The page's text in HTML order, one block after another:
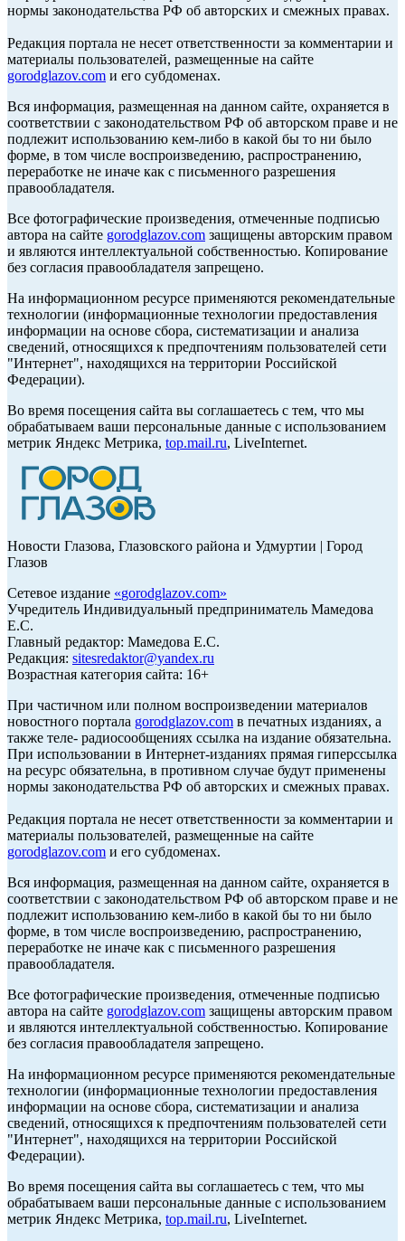
нормы законодательства РФ об авторских и смежных правах.
Редакция портала не несет ответственности за комментарии и
материалы пользователей, размещенные на сайте
gorodglazov.com и его субдоменах.
Вся информация, размещенная на данном сайте, охраняется в
соответствии с законодательством РФ об авторском праве и не
подлежит использованию кем-либо в какой бы то ни было
форме, в том числе воспроизведению, распространению,
переработке не иначе как с письменного разрешения
правообладателя.
Все фотографические произведения, отмеченные подписью
автора на сайте gorodglazov.com защищены авторским правом
и являются интеллектуальной собственностью. Копирование
без согласия правообладателя запрещено.
На информационном ресурсе применяются рекомендательные
технологии (информационные технологии предоставления
информации на основе сбора, систематизации и анализа
сведений, относящихся к предпочтениям пользователей сети
"Интернет", находящихся на территории Российской
Федерации).
Во время посещения сайта вы соглашаетесь с тем, что мы
обрабатываем ваши персональные данные с использованием
метрик Яндекс Метрика, top.mail.ru, LiveInternet.
Новости Глазова, Глазовского района и Удмуртии | Город
Глазов
Сетевое издание «gorodglazov.com»
Учредитель Индивидуальный предприниматель Мамедова
Е.С.
Главный редактор: Мамедова Е.С.
Редакция: sitesredaktor@yandex.ru
Возрастная категория сайта: 16+
При частичном или полном воспроизведении материалов
новостного портала gorodglazov.com в печатных изданиях, а
также теле- радиосообщениях ссылка на издание обязательна.
При использовании в Интернет-изданиях прямая гиперссылка
на ресурс обязательна, в противном случае будут применены
нормы законодательства РФ об авторских и смежных правах.
Редакция портала не несет ответственности за комментарии и
материалы пользователей, размещенные на сайте
gorodglazov.com и его субдоменах.
Вся информация, размещенная на данном сайте, охраняется в
соответствии с законодательством РФ об авторском праве и не
подлежит использованию кем-либо в какой бы то ни было
форме, в том числе воспроизведению, распространению,
переработке не иначе как с письменного разрешения
правообладателя.
Все фотографические произведения, отмеченные подписью
автора на сайте gorodglazov.com защищены авторским правом
и являются интеллектуальной собственностью. Копирование
без согласия правообладателя запрещено.
На информационном ресурсе применяются рекомендательные
технологии (информационные технологии предоставления
информации на основе сбора, систематизации и анализа
сведений, относящихся к предпочтениям пользователей сети
"Интернет", находящихся на территории Российской
Федерации).
Во время посещения сайта вы соглашаетесь с тем, что мы
обрабатываем ваши персональные данные с использованием
метрик Яндекс Метрика, top.mail.ru, LiveInternet.